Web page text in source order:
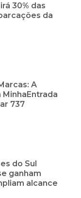
30% das
da
A
737
do Sul
ganham
alcance